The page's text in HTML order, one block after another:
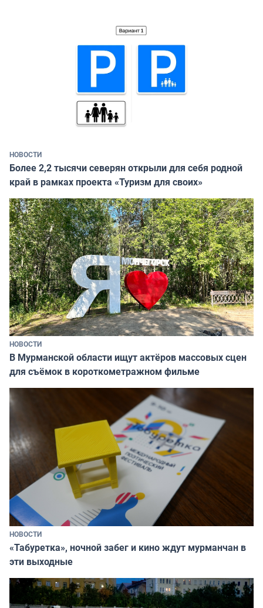
НОВОСТИ
Более 2,2 тысячи северян открыли для себя родной
край в рамках проекта «Туризм для своих»
НОВОСТИ
В Мурманской области ищут актёров массовых сцен
для съёмок в короткометражном фильме
НОВОСТИ
«Табуретка», ночной забег и кино ждут мурманчан в
эти выходные